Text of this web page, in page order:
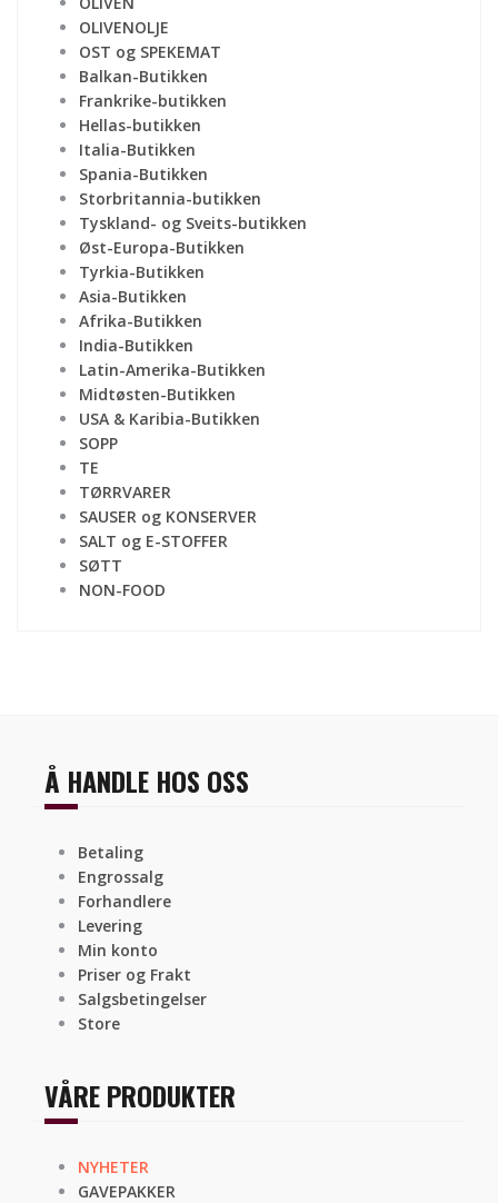
OLIVENOLJE
OST og SPEKEMAT
Balkan-Butikken
Frankrike-butikken
Hellas-butikken
Italia-Butikken
Spania-Butikken
Storbritannia-butikken
Tyskland- og Sveits-butikken
Øst-Europa-Butikken
Tyrkia-Butikken
Asia-Butikken
Afrika-Butikken
India-Butikken
Latin-Amerika-Butikken
Midtøsten-Butikken
USA & Karibia-Butikken
SOPP
TE
TØRRVARER
SAUSER og KONSERVER
SALT og E-STOFFER
SØTT
NON-FOOD
Å HANDLE HOS OSS
Betaling
Engrossalg
Forhandlere
Levering
Min konto
Priser og Frakt
Salgsbetingelser
Store
VÅRE PRODUKTER
NYHETER
GAVEPAKKER